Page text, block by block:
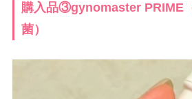
購入品③gynomaster PRIME
菌）